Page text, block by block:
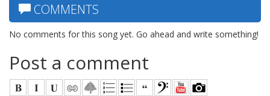
COMMENTS
No comments for this song yet. Go ahead and write something!
Post a comment